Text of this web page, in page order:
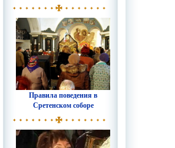
Правила поведения в
Сретенском соборе